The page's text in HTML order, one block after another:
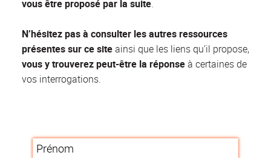
vous être proposé par la suite.
N’hésitez pas à consulter les autres ressources
présentes sur ce siteainsi que les liens qu’il propose,
vous y trouverez peut-être la réponseà certaines de
vos interrogations.